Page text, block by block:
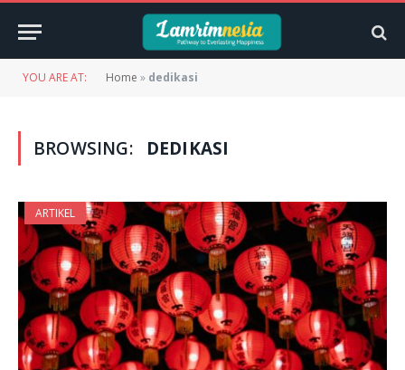
YOU ARE AT: Home » dedikasi
BROWSING: DEDIKASI
ARTIKEL